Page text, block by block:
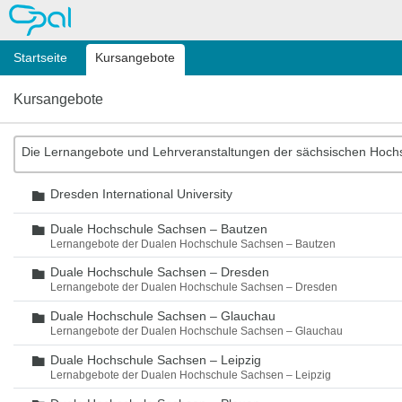
OPAL
Startseite Kursangebote
Kursangebote
Die Lernangebote und Lehrveranstaltungen der sächsischen
Ordner
Dresden International University
Ordner
Duale Hochschule Sachsen – Bautzen
Lernangebote der Dualen Hochschule Sachsen – Bautzen
Ordner
Duale Hochschule Sachsen – Dresden
Lernangebote der Dualen Hochschule Sachsen – Dresden
Ordner
Duale Hochschule Sachsen – Glauchau
Lernangebote der Dualen Hochschule Sachsen – Glauchau
Ordner
Duale Hochschule Sachsen – Leipzig
Lernabgebote der Dualen Hochschule Sachsen – Leipzig